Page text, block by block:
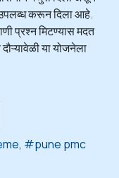
उपलब्ध करून दिला आहे.
प्रश्न मिटण्यास मदत
या योजनेला
pune pmc